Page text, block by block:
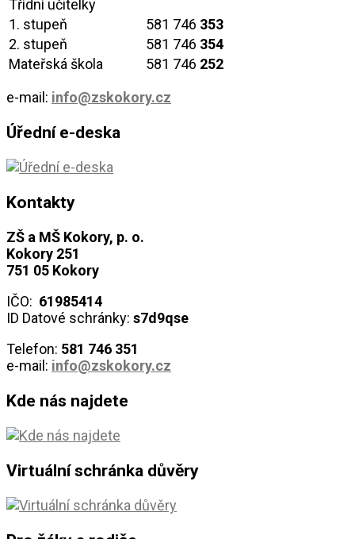
Třídní učitelky
1. stupeň
581 746 353
2. stupeň
581 746 354
Mateřská škola
581 746 252
e-mail: info@zskokory.cz
Úřední e-deska
Kontakty
ZŠ a MŠ Kokory, p. o.
Kokory 251
751 05 Kokory
IČO: 61985414
ID Datové schránky: s7d9qse
Telefon: 581 746 351
e-mail: info@zskokory.cz
Kde nás najdete
Virtuální schránka důvěry